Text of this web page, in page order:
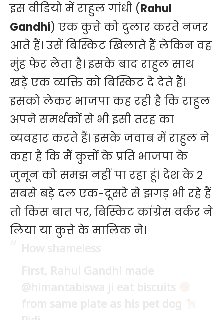
इस वीडियो में राहुल गांधी (Rahul
Gandhi) एक कुत्ते को दुलार करते नजर
आते हैं। उसें बिस्किट खिलाते हैं लेकिन वह
मुंह फेर लेता है। इसके बाद राहुल साथ
खड़े एक व्यक्ति को बिस्किट दे देते हैं।
इसको लेकर भाजपा कह रही है कि राहुल
अपने समर्थकों से भी इसी तरह का
व्यवहार करते हैं। इसके जवाब में राहुल ने
कहा है कि मैं कुत्तों के प्रति भाजपा के
जुनून को समझ नहीं पा रहा हूं। देश के 2
सबसे बड़े दल एक-दूसरे से झगड़ भी रहे हैं
तो किस बात पर, बिस्किट कांग्रेस वर्कर ने
लिया या कुत्ते के मालिक ने।